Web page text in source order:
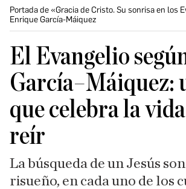
Portada de «Gracia de Cristo. Su sonrisa en los
Enrique García-Máiquez
El Evangelio
García–Máiquez:
que celebra la
reír
La búsqueda de un Jesús
risueño, en cada uno de los